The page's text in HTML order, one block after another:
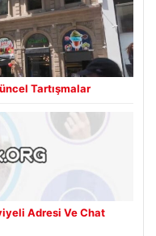
Tartışmalar
Adresi Ve Chat